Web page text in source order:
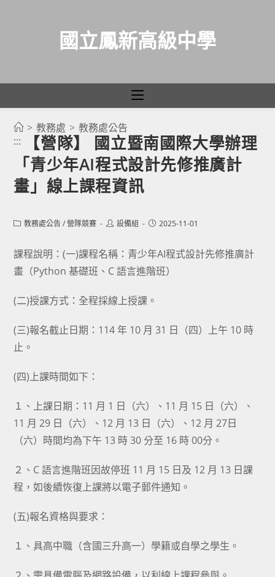
國立鳳新高級中學
> 教務處 > 教務處公告
:::
【營隊】 國立暨南國際大學辦理
「青少年AI程式設計先修推廣計
畫」線上課程資訊
Post教務處公告 / 營隊競賽
Post設備組
Post2025-11-01
課程說明：(一)課程名稱：青少年AI程式設計先修推廣計
畫（Python 基礎班、C 語言進階班）
(二)授課方式：全程採線上授課。
(三)報名截止日期：114 年 10 月 31 日（四）上午 10 時
止。
(四)上課時間如下：
１、上課日期：11 月 1 日（六）、11 月 15 日（六）、
11 月 29 日（六）、12 月 13 日（六）、12 月 27日
（六）時間均為下午 13 時 30 分至 16 時 00分。
２、C 語言進階班因故停班 11 月 15 日及 12 月 13 日課
程，如後續恢復上課將以電子郵件通知。
(五)報名資格與要求：
１、具高中職（含國三升高一）學籍或自學之學生。